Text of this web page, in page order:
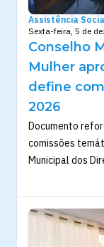
Assistência
Sexta-feira, 5 de
Conselho
Mulher
define
2026
Documento
comissões
Municipal dos